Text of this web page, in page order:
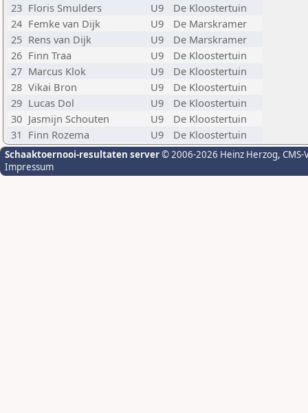
23 Floris Smulders U9
De Kloostertuin
24 Femke van Dijk U9
De Marskramer
25 Rens van Dijk U9
De Marskramer
26 Finn Traa U9
De Kloostertuin
27 Marcus Klok U9
De Kloostertuin
28 Vikai Bron U9
De Kloostertuin
29 Lucas Dol U9
De Kloostertuin
30 Jasmijn Schouten U9
De Kloostertuin
31 Finn Rozema U9 De Kloostertuin
Schaaktoernooi-resultaten server© 2006-2026 Heinz Herzog,
Impressum